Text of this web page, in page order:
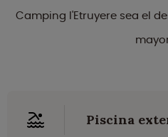
Camping l'Etruyere sea el
Piscina